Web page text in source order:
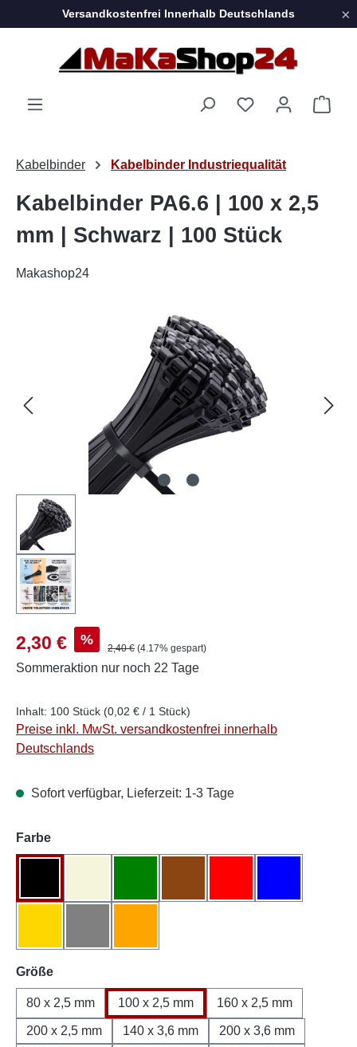
Zum Hauptinhalt springen
Versandkostenfrei Innerhalb Deutschlands ×
Kabelbinder Kabelbinder Industriequalität
Kabelbinder PA6.6 | 100 x 2,5
mm | Schwarz | 100 Stück
Makashop24
Bildergalerie überspringen
Verkaufspreis:
2,30 € % Regulärer Preis:
2,40 € (4.17% gespart)
Sommeraktion nur noch 22 Tage
Inhalt: 100 Stück (0,02 € / 1 Stück)
Preise inkl. MwSt. versandkostenfrei innerhalb
Deutschlands
Sofort verfügbar, Lieferzeit: 1-3 Tage
Farbeauswählen
Größeauswählen
80 x 2,5 mm 100 x 2,5 mm 160 x 2,5 mm
200 x 2,5 mm 140 x 3,6 mm
200 x 3,6 mm